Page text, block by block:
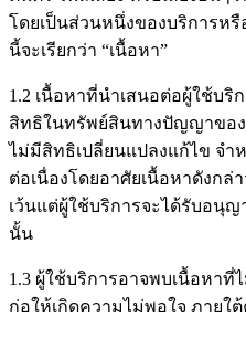
โดยเป็นส่วนหนึ่งของบริการห
นี้จะเรียกว่า “เนื้อหา”
1.2 เนื้อหาที่นำเสนอต่อผู้ใช้บริ
สิทธิในทรัพย์สินทางปัญญาของ
ไม่มีสิทธิเปลี่ยนแปลงแก้ไข จำ
ต่อเนื่องโดยอาศัยเนื้อหาดังก
เว้นแต่ผู้ใช้บริการจะได้รับอนุญ
นั้น
1.3 ผู้ใช้บริการอาจพบเนื้อหา
ก่อให้เกิดความไม่พอใจ ภายใต้